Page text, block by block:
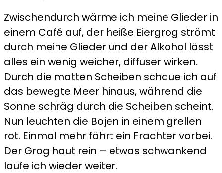
Zwischendurch wärme ich meine Glieder in
einem Café auf, der heiße Eiergrog strömt
durch meine Glieder und der Alkohol lässt
alles ein wenig weicher, diffuser wirken.
Durch die matten Scheiben schaue ich auf
das bewegte Meer hinaus, während die
Sonne schräg durch die Scheiben scheint.
Nun leuchten die Bojen in einem grellen
rot. Einmal mehr fährt ein Frachter vorbei.
Der Grog haut rein – etwas schwankend
laufe ich wieder weiter.